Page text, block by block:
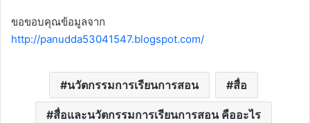
ขอขอบคุณข้อมูลจาก
http://panudda53041547.blogspot.com/
นวัตกรรมการเรียนการสอน สื่อ
สื่อและนวัตกรรมการเรียนการสอน คืออะไร